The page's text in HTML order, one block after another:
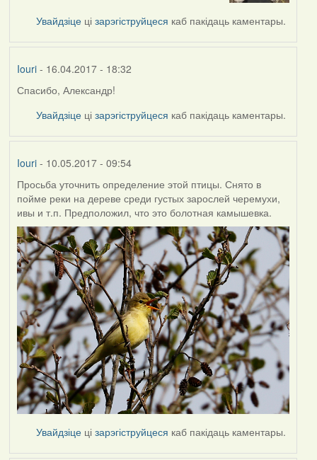
Увайдзіце цізарэгіструйцеся каб пакідаць каментары.
Iouri- 16.04.2017 - 18:32
In
reply
by
Erdmann
Спасибо, Александр!
Увайдзіце цізарэгіструйцеся каб пакідаць каментары.
Iouri- 10.05.2017 - 09:54
Просьба уточнить определение этой птицы. Снято в
пойме реки на дереве среди густых зарослей черемухи,
ивы и т.п. Предположил, что это болотная камышевка.
Увайдзіце цізарэгіструйцеся каб пакідаць каментары.